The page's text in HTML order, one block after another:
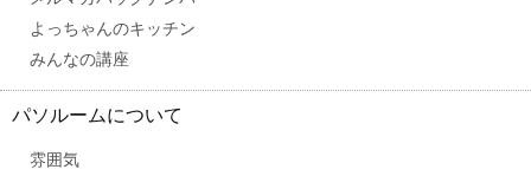
よっちゃんのキッチン
みんなの講座
パソルームについて
雰囲気